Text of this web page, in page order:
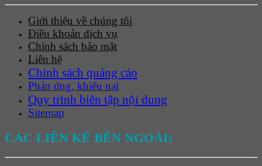
Giới thiệu về chúng tôi
Điều khoản dịch vụ
Chính sách bảo mật
Liên hệ
Chính sách quảng cáo
Phản ứng, khiếu nại
Quy trình biên tập nội dung
Sitemap
CÁC LIÊN KẾ BÊN NGOÀI: